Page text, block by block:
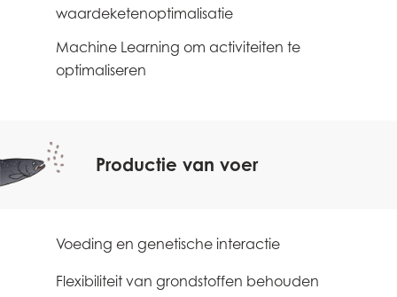
waardeketenoptimalisatie
Machine Learning om activiteiten te
optimaliseren
Productie van voer
Voeding en genetische interactie
Flexibiliteit van grondstoffen behouden